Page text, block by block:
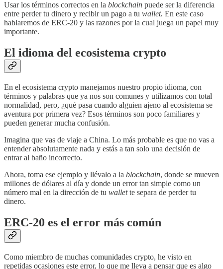
Usar los términos correctos en la blockchain puede ser la diferencia
entre perder tu dinero y recibir un pago a tu wallet. En este caso
hablaremos de ERC-20 y las razones por la cual juega un papel muy
importante.
El idioma del ecosistema crypto
En el ecosistema crypto manejamos nuestro propio idioma, con
términos y palabras que ya nos son comunes y utilizamos con total
normalidad, pero, ¿qué pasa cuando alguien ajeno al ecosistema se
aventura por primera vez? Esos términos son poco familiares y
pueden generar mucha confusión.
Imagina que vas de viaje a China. Lo más probable es que no vas a
entender absolutamente nada y estás a tan solo una decisión de
entrar al baño incorrecto.
Ahora, toma ese ejemplo y llévalo a la blockchain, donde se mueven
millones de dólares al día y donde un error tan simple como un
número mal en la dirección de tu wallette separa de perder tu
dinero.
ERC-20 es el error más común
Como miembro de muchas comunidades crypto, he visto en
repetidas ocasiones este error, lo que me lleva a pensar que es algo